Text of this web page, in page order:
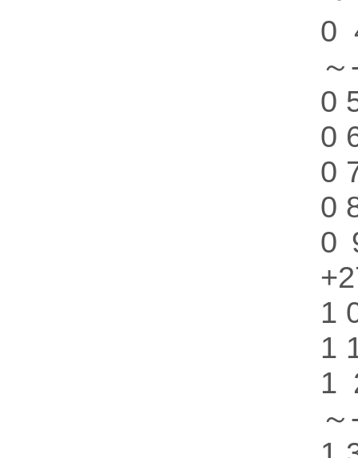
0
0
0
0
0
0
1
1
1